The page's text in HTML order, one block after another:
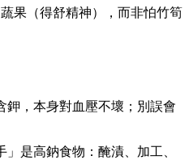
果（得舒精神），而非怕竹筍
鉀，本身對血壓不壞；別誤會
是高鈉食物：醃漬、加工、